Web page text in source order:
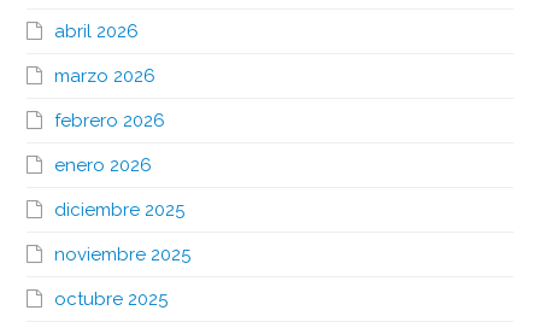
abril 2026
marzo 2026
febrero 2026
enero 2026
diciembre 2025
noviembre 2025
octubre 2025